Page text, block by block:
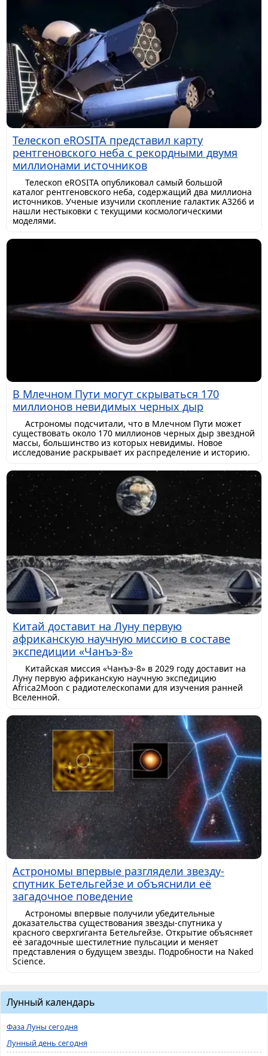
Телескоп eROSITA представил карту
рентгеновского неба с рекордными двумя
миллионами источников
Телескоп eROSITA опубликовал самый большой
каталог рентгеновского неба, содержащий два миллиона
источников. Ученые изучили скопление галактик A3266 и
нашли нестыковки с текущими космологическими
моделями.
В Млечном Пути могут скрываться 170
миллионов невидимых черных дыр
Астрономы подсчитали, что в Млечном Пути может
существовать около 170 миллионов черных дыр звездной
массы, большинство из которых невидимы. Новое
исследование раскрывает их распределение и историю.
Китай доставит на Луну первую
африканскую научную миссию в составе
экспедиции «Чанъэ-8»
Китайская миссия «Чанъэ-8» в 2029 году доставит на
Луну первую африканскую научную экспедицию
Africa2Moon с радиотелескопами для изучения ранней
Вселенной.
Астрономы впервые разглядели звезду-
спутник Бетельгейзе и объяснили её
загадочное поведение
Астрономы впервые получили убедительные
доказательства существования звезды-спутника у
красного сверхгиганта Бетельгейзе. Открытие объясняет
её загадочные шестилетние пульсации и меняет
представления о будущем звезды. Подробности на Naked
Science.
Лунный календарь
Фаза Луны сегодня
Лунный день сегодня